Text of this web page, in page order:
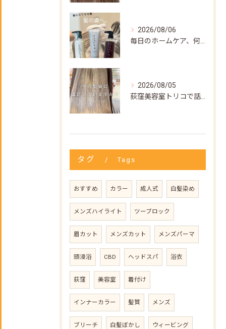
2026/08/06
2026/08/05
タグ Tags
おすすめ カラー 成人式 白髪染め
メンズハイライト ツーブロック
眉カット メンズカット メンズパーマ
頭浸浴 CBD ヘッドスパ 浴衣
荻窪 美容室 着付け
インナーカラー 髪質 メンズ
ブリーチ 白髪ぼかし ウィービング